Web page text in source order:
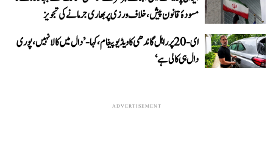
مسودۂ قانون پیش، خلاف ورزی پر بھاری جرمانے کی تجویز
ای-20 پر راہل گاندھی کا ویڈیو پیغام، کہا- ’دال میں کالا نہیں، پوری
دال ہی کالی ہے‘
ADVERTISEMENT